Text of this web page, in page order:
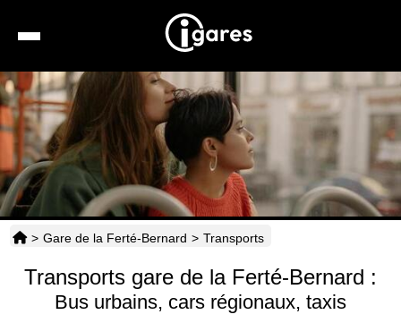
Recherche
Location de voiture
Hôtels
Taxis
Transports
Horaires
> Gare de la Ferté-Bernard > Transports
Transports gare de la Ferté-Bernard :
Bus urbains, cars régionaux, taxis